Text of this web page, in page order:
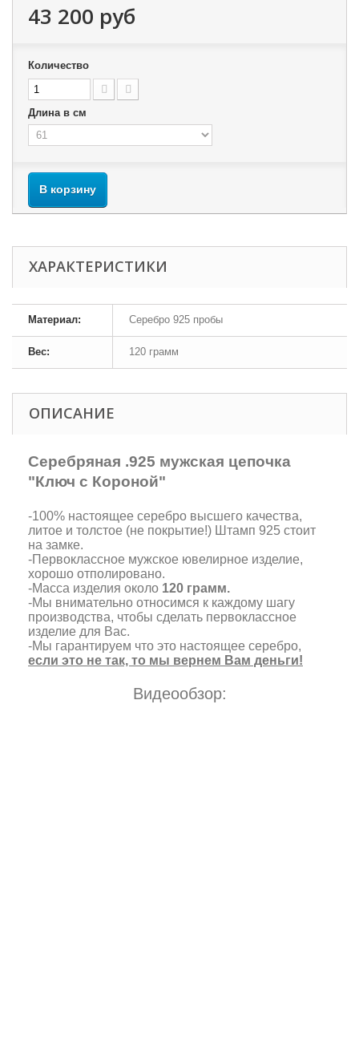
43 200 руб
Количество
Длина в см
В корзину
ХАРАКТЕРИСТИКИ
Материал: Серебро 925 пробы
Вес: 120 грамм
ОПИСАНИЕ
Серебряная .925 мужская цепочка
"Ключ с Короной"
-100% настоящее серебро высшего качества,
литое и толстое (не покрытие!) Штамп 925 стоит
на замке.
-Первоклассное мужское ювелирное изделие,
хорошо отполировано.
-Масса изделия около 120 грамм.
-Мы внимательно относимся к каждому шагу
производства, чтобы сделать первоклассное
изделие для Вас.
-Мы гарантируем что это настоящее серебро,
если это не так, то мы вернем Вам деньги!
Видеообзор: